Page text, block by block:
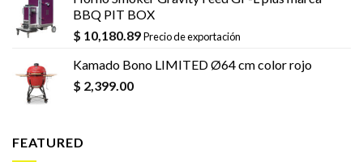
BBQ PIT BOX
$ 10,180.89Precio de exportación
Kamado Bono LIMITED Ø64 cm color rojo
$ 2,399.00
FEATURED